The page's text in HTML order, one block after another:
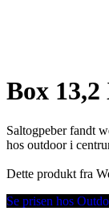
Box
Saltogpeber fandt
hos outdoor i
Dette produkt fra
Se prisen hos